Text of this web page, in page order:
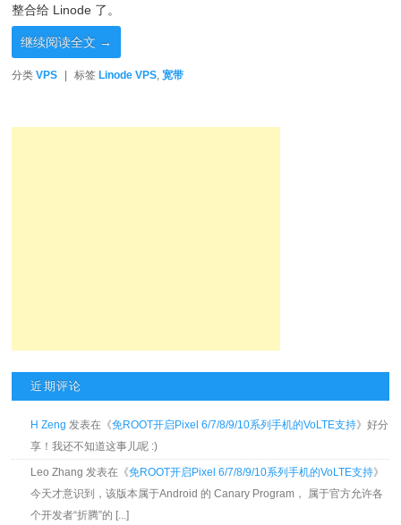
整合给 Linode 了。
继续阅读全文 →
分类 VPS 标签 Linode VPS,宽带
近期评论
H Zeng 发表在《免ROOT开启Pixel 6/7/8/9/10系列手机的VoLTE支持》好分
享！我还不知道这事儿呢 :)
Leo Zhang 发表在《免ROOT开启Pixel 6/7/8/9/10系列手机的VoLTE支持》
今天才意识到，该版本属于Android 的 Canary Program， 属于官方允许各
个开发者“折腾”的 [...]